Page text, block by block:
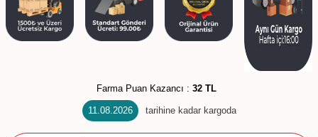
Farma Puan Kazancı : 32 TL
11.08.2026 tarihine kadar kargoda